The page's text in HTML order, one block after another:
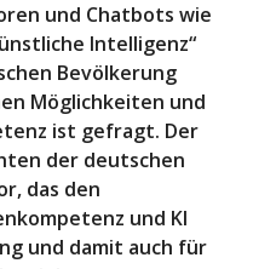
und Chatbots wie
Intelligenz“
Bevölkerung
Möglichkeiten und
ist gefragt. Der
der deutschen
das den
und KI
und damit auch für